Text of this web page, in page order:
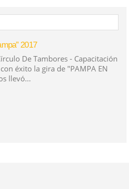
2017
De Tambores - Capacitación
éxito la gira de "PAMPA EN
llevó...